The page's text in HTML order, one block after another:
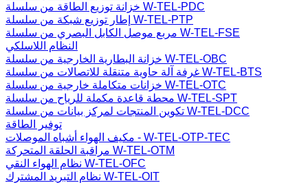
خزانة توزيع الطاقة من سلسلة W-TEL-PDC
إطار توزيع شبكة من سلسلة W-TEL-PTP
مربع موصل الكابل البصري من سلسلة W-TEL-FSE
النظام اللاسلكي
خزانة البطارية الخارجية من سلسلة W-TEL-OBC
غرفة آلة حاوية متنقلة للاتصالات من سلسلة W-TEL-BTS
خزانات متكاملة خارجية من سلسلة W-TEL-OTC
محطة قاعدة مكملة للرياح من سلسلة W-TEL-SPT
تكوين المنتجات لمركز بيانات من سلسلة W-TEL-DCC
توفير الطاقة
مكيف الهواء أشباه الموصلات - W-TEL-OTP-TEC
مراقبة الحلقة المتحركة W-TEL-OTM
نظام الهواء النقي W-TEL-OFC
نظام التبريد المشترك W-TEL-OIT